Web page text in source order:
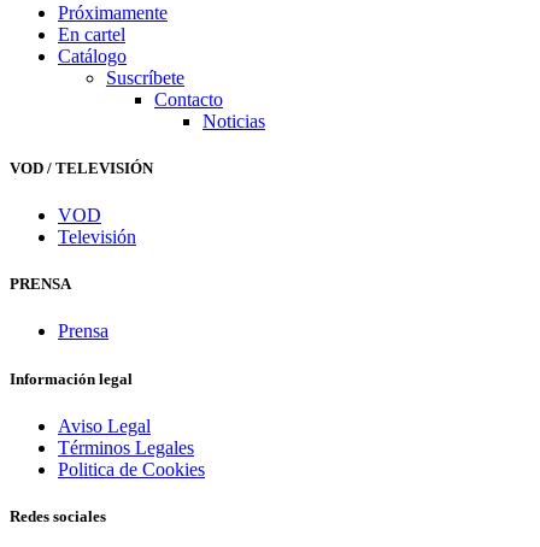
Próximamente
En cartel
Catálogo
Suscríbete
Contacto
Noticias
VOD / TELEVISIÓN
VOD
Televisión
PRENSA
Prensa
Información legal
Aviso Legal
Términos Legales
Politica de Cookies
Redes sociales